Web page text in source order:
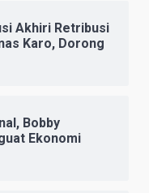
Akhiri Retribusi
Karo, Dorong
Bobby
Ekonomi